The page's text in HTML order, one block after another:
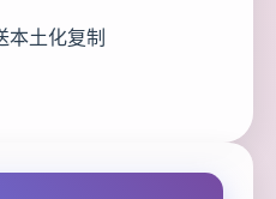
本土化复制